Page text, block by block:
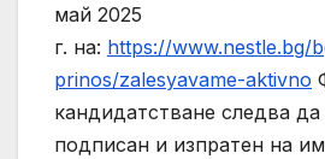
май 2025
г. на: https://www.nestle.bg/
prinos/zalesyavame-aktivno
кандидатстване следва
подписан и изпратен на